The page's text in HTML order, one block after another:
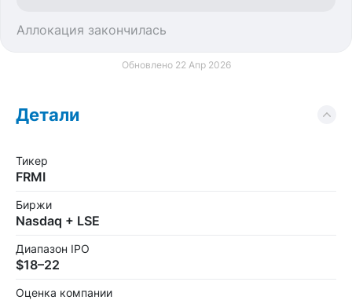
Аллокация закончилась
Обновлено 22 Апр 2026
Детали
Тикер
FRMI
Биржи
Nasdaq + LSE
Диапазон IPO
$18–22
Оценка компании